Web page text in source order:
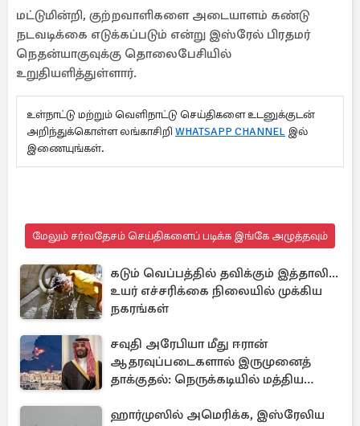
மட்டுமின்றி, குற்றவாளிகளை அடையாளம் கண்டு
நடவடிக்கை எடுக்கப்படும் என்று இஸ்ரேல் பிரதமர்
நெதன்யாகுவுக்கு தொலைபேசியில்
உறுதியளித்துள்ளார்.
உள்நாட்டு மற்றும் வெளிநாட்டு செய்திகளை உடனுக்குடன்
அறிந்துக்கொள்ள லங்காசிறி WHATSAPP CHANNEL இல்
இணையுங்கள்.
மேலும் சர்வதேசம் செய்திகளைப் படிக்க இங்கே அழுத்தவும்
கடும் வெப்பத்தில் தவிக்கும் இத்தாலி...
உயர் எச்சரிக்கை நிலையில் முக்கிய
நகரங்கள்
சவுதி அரேபியா மீது ஈரான்
ஆதரவுப்படைகளால் இருமுனைத்
தாக்குதல்: நெருக்கடியில் மத்திய
ஹார்முஸில் அமெரிக்க, இஸ்ரேலிய